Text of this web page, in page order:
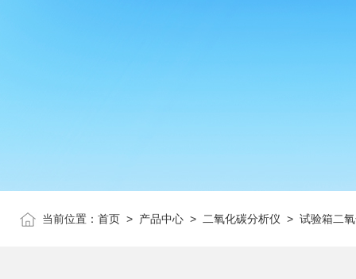
当前位置： 首页 > 产品中心 > 二氧化碳分析仪 > 试验箱二